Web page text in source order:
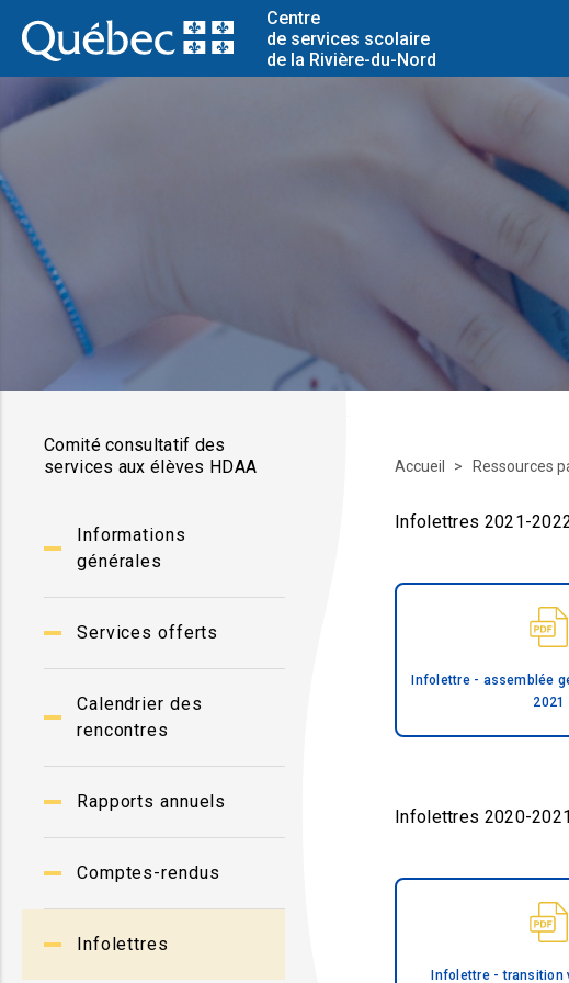
Centre
de services scolaire
de la Rivière-du-Nord
Comité consultatif des
services aux élèves HDAA
Informations
générales
Services offerts
Calendrier des
rencontres
Rapports annuels
Comptes-rendus
Infolettres
Accueil Ressources
Infolettres 2021-
Infolettre - assemblée
2021
Infolettres 2020-2021
Infolettre - transition